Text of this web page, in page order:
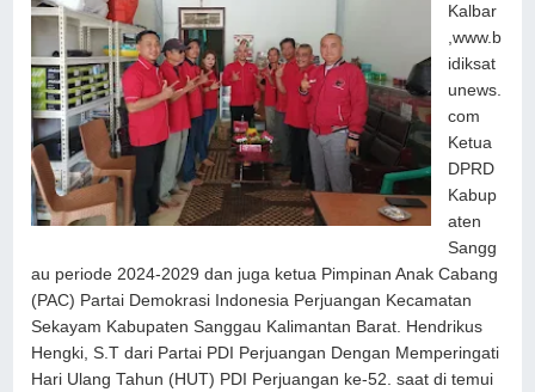
Kalbar
,www.b
idiksat
unews.
com
Ketua
DPRD
Kabup
aten
Sangg
au periode 2024-2029 dan juga ketua Pimpinan Anak Cabang
(PAC) Partai Demokrasi Indonesia Perjuangan Kecamatan
Sekayam Kabupaten Sanggau Kalimantan Barat. Hendrikus
Hengki, S.T dari Partai PDI Perjuangan Dengan Memperingati
Hari Ulang Tahun (HUT) PDI Perjuangan ke-52. saat di temui